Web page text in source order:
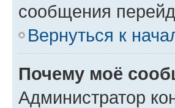
сообщения
Вернуться к
Почему моё
Администратор